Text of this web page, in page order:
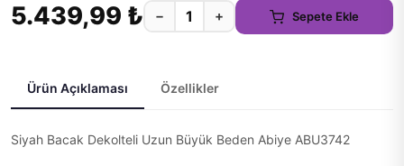
5.439,99 ₺ − + Sepete Ekle
Ürün Açıklaması Özellikler
Siyah Bacak Dekolteli Uzun Büyük Beden Abiye ABU3742